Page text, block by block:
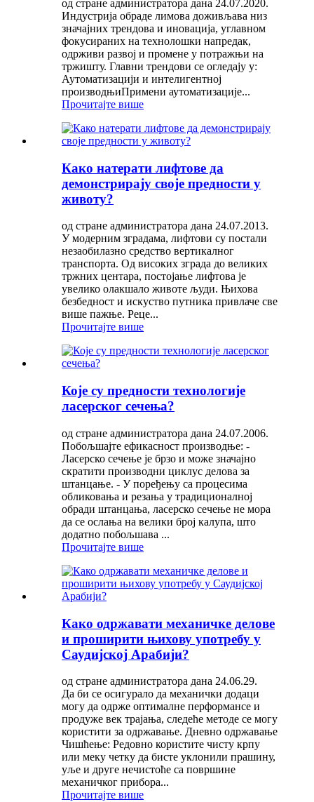
од стране администратора дана 24.07.2020.
Индустрија обраде лимова доживљава низ
значајних трендова и иновација, углавном
фокусираних на технолошки напредак,
одрживи развој и промене у потражњи на
тржишту. Главни трендови се огледају у:
Аутоматизацији и интелигентној
производњиПримени аутоматизације...
Прочитајте више
Како натерати лифтове да
демонстрирају своје предности у
животу?
од стране администратора дана 24.07.2013.
У модерним зградама, лифтови су постали
незаобилазно средство вертикалног
транспорта. Од високих зграда до великих
тржних центара, постојање лифтова је
увелико олакшало животе људи. Њихова
безбедност и искуство путника привлаче све
више пажње. Реце...
Прочитајте више
Које су предности технологије
ласерског сечења?
од стране администратора дана 24.07.2006.
Побољшајте ефикасност производње: -
Ласерско сечење је брзо и може значајно
скратити производни циклус делова за
штанцање. - У поређењу са процесима
обликовања и резања у традиционалној
обради штанцања, ласерско сечење не мора
да се ослања на велики број калупа, што
додатно побољшава ...
Прочитајте више
Како одржавати механичке делове
и проширити њихову употребу у
Саудијској Арабији?
од стране администратора дана 24.06.29.
Да би се осигурало да механички додаци
могу да одрже оптималне перформансе и
продуже век трајања, следеће методе се могу
користити за одржавање. Дневно одржавање
Чишћење: Редовно користите чисту крпу
или меку четку да бисте уклонили прашину,
уље и друге нечистоће са површине
механичког прибора...
Прочитајте више